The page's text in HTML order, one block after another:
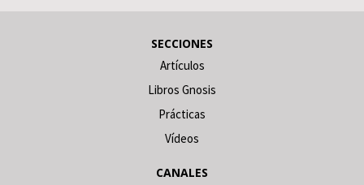
SECCIONES
Artículos
Libros Gnosis
Prácticas
Vídeos
CANALES